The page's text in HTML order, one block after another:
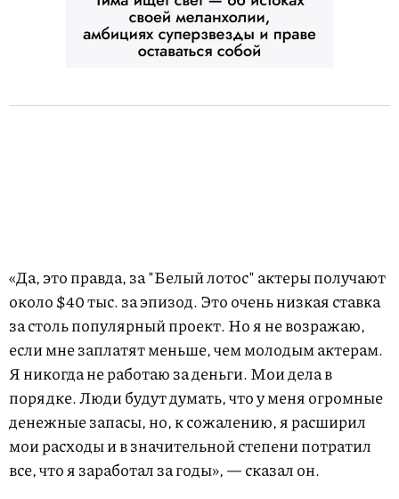
«Да, это правда, за "Белый лотос" актеры получают
около $40 тыс. за эпизод. Это очень низкая ставка
за столь популярный проект. Но я не возражаю,
если мне заплатят меньше, чем молодым актерам.
Я никогда не работаю за деньги. Мои дела в
порядке. Люди будут думать, что у меня огромные
денежные запасы, но, к сожалению, я расширил
мои расходы и в значительной степени потратил
все, что я заработал за годы», — сказал он.